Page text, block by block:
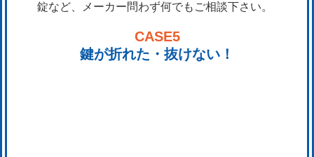
錠など、メーカー問わず何でもご相談下さい。
CASE5
鍵が折れた・抜けない！